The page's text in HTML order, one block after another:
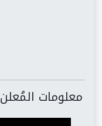
معلومات المُعلن